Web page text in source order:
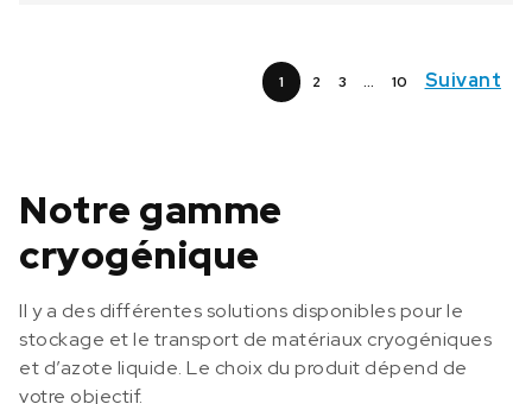
1 2 3 … 10 Suivant
Notre gamme
cryogénique
Il y a des différentes solutions disponibles pour le
stockage et le transport de matériaux cryogéniques
et d’azote liquide. Le choix du produit dépend de
votre objectif.